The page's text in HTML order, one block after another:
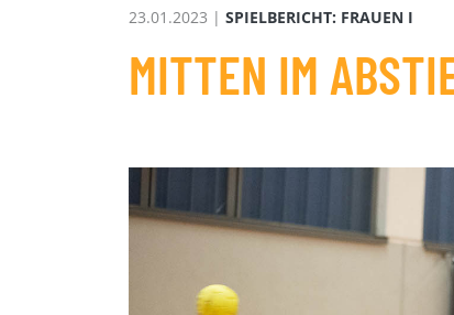
23.01.2023 | SPIELBERICHT: FRAUEN I
MITTEN IM